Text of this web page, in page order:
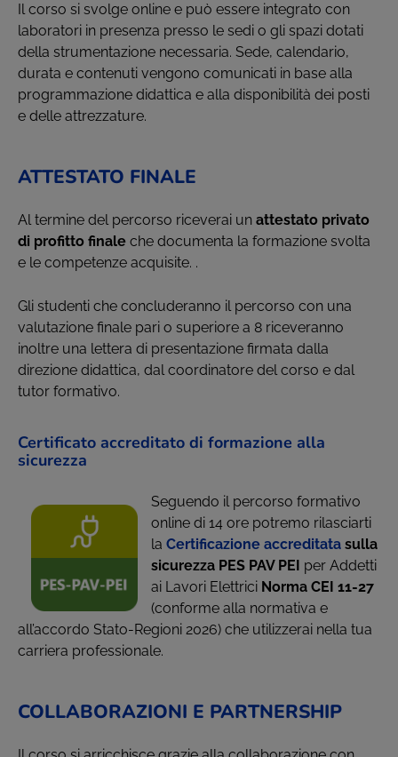
Il corso si svolge online e può essere integrato con
laboratori in presenza presso le sedi o gli spazi dotati
della strumentazione necessaria. Sede, calendario,
durata e contenuti vengono comunicati in base alla
programmazione didattica e alla disponibilità dei posti
e delle attrezzature.
ATTESTATO FINALE
Al termine del percorso riceverai un attestato privato
di profitto finale che documenta la formazione svolta
e le competenze acquisite. .
Gli studenti che concluderanno il percorso con una
valutazione finale pari o superiore a 8 riceveranno
inoltre una lettera di presentazione firmata dalla
direzione didattica, dal coordinatore del corso e dal
tutor formativo.
Certificato accreditato di formazione alla
sicurezza
Seguendo il percorso formativo
online di 14 ore potremo rilasciarti
la Certificazione accreditata sulla
sicurezza PES PAV PEI per Addetti
ai Lavori Elettrici Norma CEI 11-27
(conforme alla normativa e
all’accordo Stato-Regioni 2026) che utilizzerai nella tua
carriera professionale.
COLLABORAZIONI E PARTNERSHIP